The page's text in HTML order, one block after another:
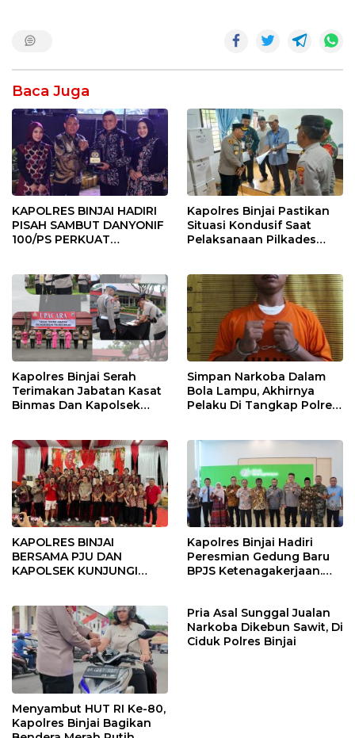
Baca Juga
KAPOLRES BINJAI HADIRI
PISAH SAMBUT DANYONIF
100/PS PERKUAT
Kapolres Binjai Pastikan
Situasi Kondusif Saat
Pelaksanaan Pilkades
Kapolres Binjai Serah
Terimakan Jabatan Kasat
Binmas Dan Kapolsek
Simpan Narkoba Dalam
Bola Lampu, Akhirnya
Pelaku Di Tangkap Polres
KAPOLRES BINJAI
BERSAMA PJU DAN
KAPOLSEK KUNJUNGI
Kapolres Binjai Hadiri
Peresmian Gedung Baru
BPJS Ketenagakerjaan.
Menyambut HUT RI Ke-80,
Kapolres Binjai Bagikan
Pria Asal Sunggal Jualan
Narkoba Dikebun Sawit, Di
Ciduk Polres Binjai